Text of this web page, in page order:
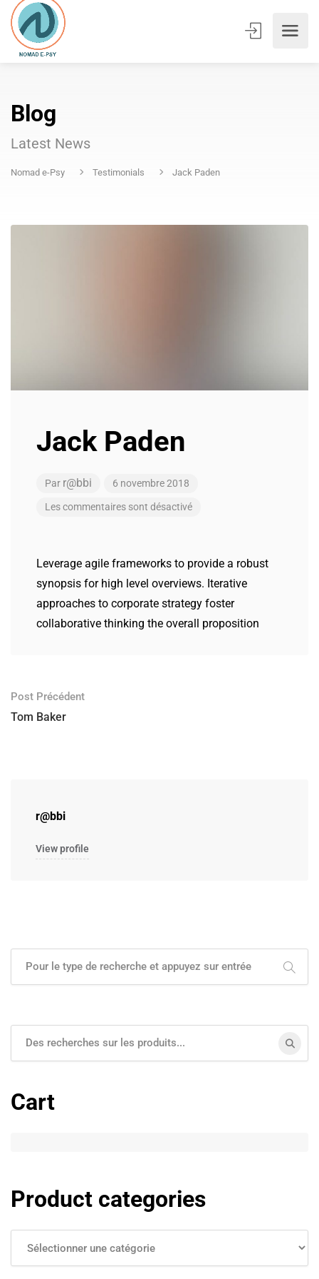
Blog
Latest News
Nomad e-Psy Testimonials Jack Paden
Jack Paden
Par r@bbi 6 novembre 2018
Les commentaires sont désactivé
Leverage agile frameworks to provide a robust
synopsis for high level overviews. Iterative
approaches to corporate strategy foster
collaborative thinking the overall proposition
Post Précédent
Tom Baker
r@bbi
View profile
Cart
Product categories